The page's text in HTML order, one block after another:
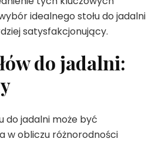
idealnego stołu do jadalni
satysfakcjonujący.
do jadalni:
do jadalni może być
w obliczu różnorodności